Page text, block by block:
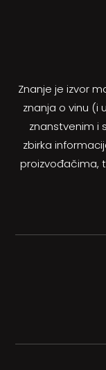
Znanje je izvor
znanja o vinu (i
znanstvenim i
zbirka
proizvođačima,